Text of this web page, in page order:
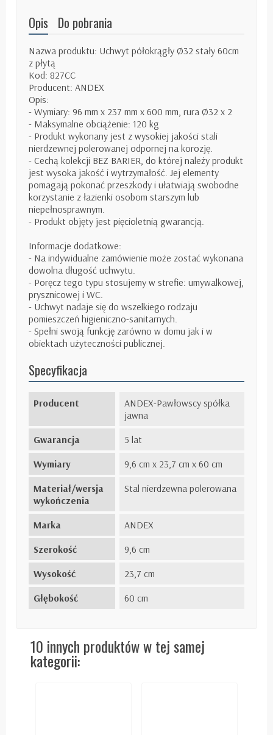
Opis Do pobrania
Nazwa produktu: Uchwyt półokrągły Ø32 stały 60cm
z płytą
Kod: 827CC
Producent: ANDEX
Opis:
- Wymiary: 96 mm x 237 mm x 600 mm, rura Ø32 x 2
- Maksymalne obciążenie: 120 kg
- Produkt wykonany jest z wysokiej jakości stali
nierdzewnej polerowanej odpornej na korozję.
- Cechą kolekcji BEZ BARIER, do której należy produkt
jest wysoka jakość i wytrzymałość. Jej elementy
pomagają pokonać przeszkody i ułatwiają swobodne
korzystanie z łazienki osobom starszym lub
niepełnosprawnym.
- Produkt objęty jest pięcioletnią gwarancją.
Informacje dodatkowe:
- Na indywidualne zamówienie może zostać wykonana
dowolna długość uchwytu.
- Poręcz tego typu stosujemy w strefie: umywalkowej,
prysznicowej i WC.
- Uchwyt nadaje się do wszelkiego rodzaju
pomieszczeń higieniczno-sanitarnych.
- Spełni swoją funkcję zarówno w domu jak i w
obiektach użyteczności publicznej.
Specyfikacja
Producent
ANDEX-Pawłowscy spółka
jawna
Gwarancja
5 lat
Wymiary
9,6 cm x 23,7 cm x 60 cm
Materiał/wersja
wykończenia
Stal nierdzewna polerowana
Marka
ANDEX
Szerokość
9,6 cm
Wysokość
23,7 cm
Głębokość
60 cm
10 innych produktów w tej samej
kategorii: